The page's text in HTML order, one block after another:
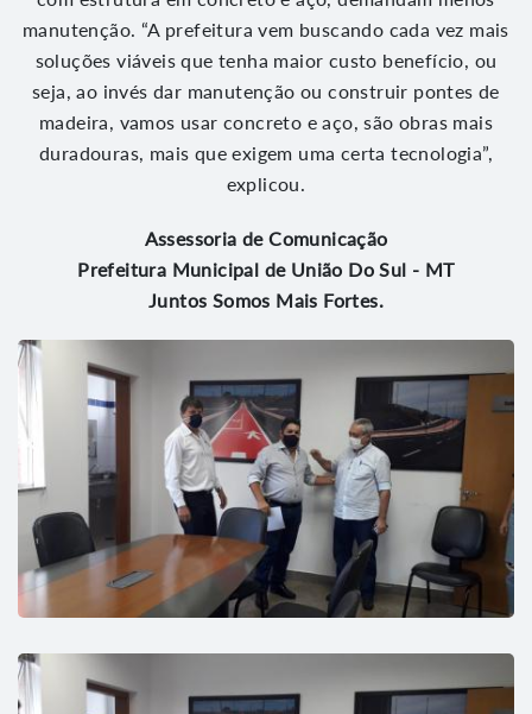
manutenção. “A prefeitura vem buscando cada vez mais
soluções viáveis que tenha maior custo benefício, ou
seja, ao invés dar manutenção ou construir pontes de
madeira, vamos usar concreto e aço, são obras mais
duradouras, mais que exigem uma certa tecnologia”,
explicou.
Assessoria de Comunicação
Prefeitura Municipal de União Do Sul - MT
Juntos Somos Mais Fortes.